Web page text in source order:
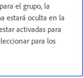
el grupo, la
estará oculta en la
activadas para
para los